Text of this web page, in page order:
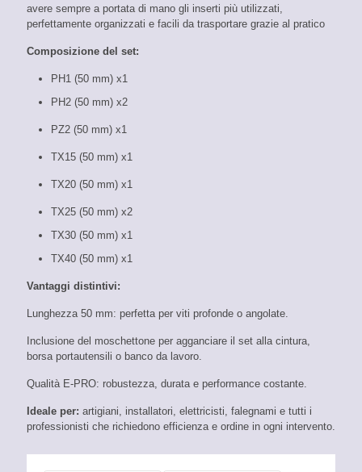
avere sempre a portata di mano gli inserti più utilizzati,
perfettamente organizzati e facili da trasportare grazie al pratico
Composizione del set:
PH1 (50 mm) x1
PH2 (50 mm) x2
PZ2 (50 mm) x1
TX15 (50 mm) x1
TX20 (50 mm) x1
TX25 (50 mm) x2
TX30 (50 mm) x1
TX40 (50 mm) x1
Vantaggi distintivi:
Lunghezza 50 mm: perfetta per viti profonde o angolate.
Inclusione del moschettone per agganciare il set alla cintura,
borsa portautensili o banco da lavoro.
Qualità E-PRO: robustezza, durata e performance costante.
Ideale per: artigiani, installatori, elettricisti, falegnami e tutti i
professionisti che richiedono efficienza e ordine in ogni intervento.